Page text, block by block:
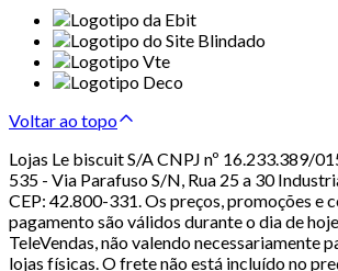
Voltar ao topo
Lojas Le biscuit S/A CNPJ nº 16.233.389/
535 - Via Parafuso S/N, Rua 25 a 30
CEP: 42.800-331. Os preços, promoções e
pagamento são válidos durante o dia de
TeleVendas, não valendo necessariamente
lojas físicas. O frete não está incluído no